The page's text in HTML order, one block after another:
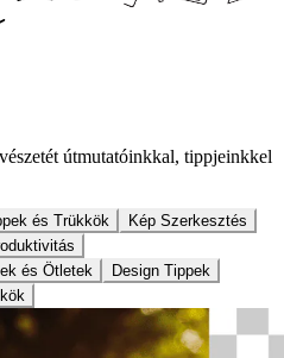
útmutatóinkkal, tippjeinkkel
és Trükkök
Kép Szerkesztés
és Ötletek
Design Tippek